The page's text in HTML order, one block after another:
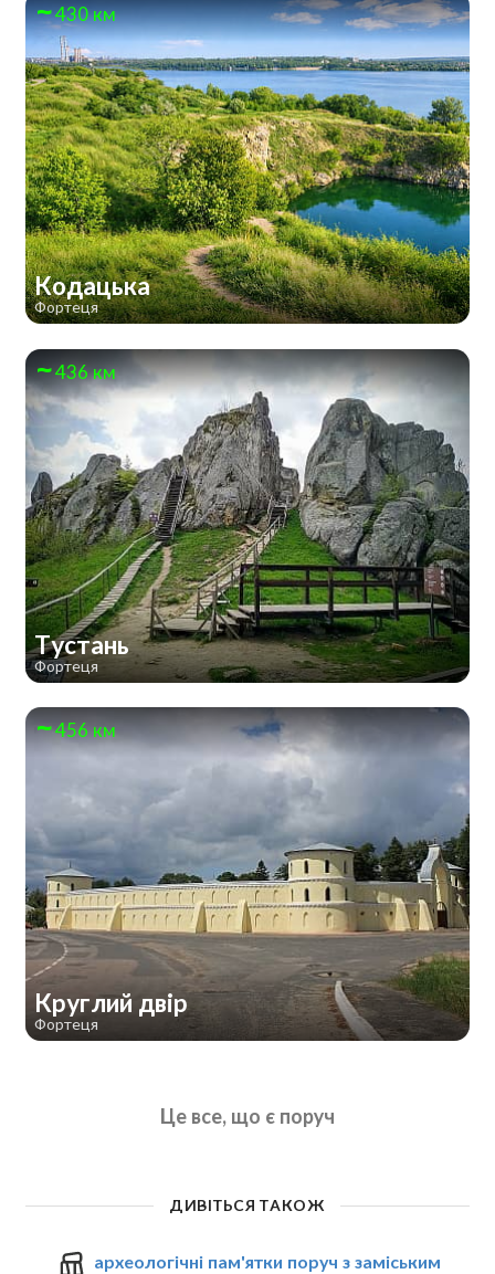
430 км
Кодацька
Фортеця
436 км
Тустань
Фортеця
456 км
Круглий двір
Фортеця
Це все, що є поруч
ДИВІТЬСЯ ТАКОЖ
археологічні пам'ятки поруч з заміським